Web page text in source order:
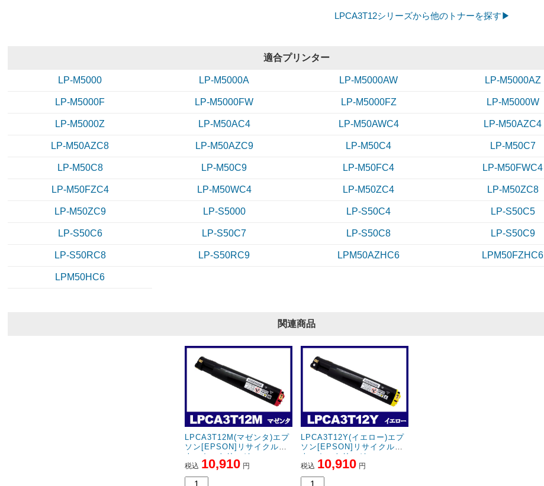
LPCA3T12シリーズから他のトナーを探す▶
適合プリンター
LP-M5000 LP-M5000A LP-M5000AW LP-M5000AZ
LP-M5000F LP-M5000FW LP-M5000FZ LP-M5000W
LP-M5000Z LP-M50AC4 LP-M50AWC4 LP-M50AZC4
LP-M50AZC8 LP-M50AZC9 LP-M50C4 LP-M50C7
LP-M50C8 LP-M50C9 LP-M50FC4 LP-M50FWC4
LP-M50FZC4 LP-M50WC4 LP-M50ZC4 LP-M50ZC8
LP-M50ZC9 LP-S5000 LP-S50C4 LP-S50C5
LP-S50C6 LP-S50C7 LP-S50C8 LP-S50C9
LP-S50RC8 LP-S50RC9 LPM50AZHC6 LPM50FZHC6
LPM50HC6
関連商品
LPCA3T12M(マゼンタ)エプ
ソン[EPSON]リサイクルト
ナーカートリッジ
税込 10,910 円
LPCA3T12Y(イエロー)エプ
ソン[EPSON]リサイクルト
ナーカートリッジ
税込 10,910 円